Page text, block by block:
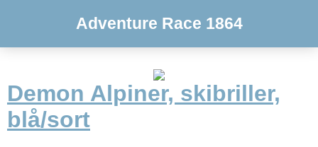
Adventure Race 1864
Demon Alpiner, skibriller,
blå/sort